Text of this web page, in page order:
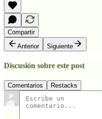
Compartir
Anterior
Siguiente
Discusión sobre este post
Comentarios Restacks